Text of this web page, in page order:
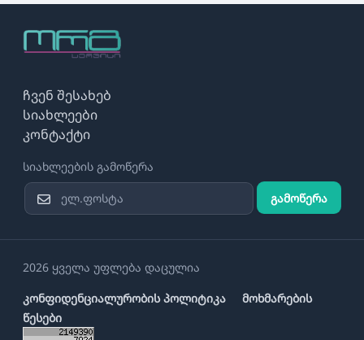
ჩვენ შესახებ
სიახლეები
კონტაქტი
სიახლეების გამოწერა
გამოწერა
2026 ყველა უფლება დაცულია
კონფიდენციალურობის პოლიტიკა
მოხმარების
წესები